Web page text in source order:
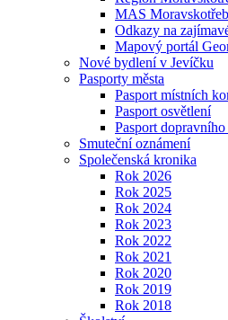
MAS
Odkazy na
Mapový portál
Nové bydlení v Jevíčku
Pasporty města
Pasport místních
Pasport osvětlení
Pasport
Smuteční oznámení
Společenská kronika
Rok 2026
Rok 2025
Rok 2024
Rok 2023
Rok 2022
Rok 2021
Rok 2020
Rok 2019
Rok 2018